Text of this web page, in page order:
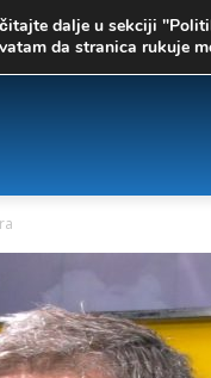
dalje u sekciji
da stranica rukuje